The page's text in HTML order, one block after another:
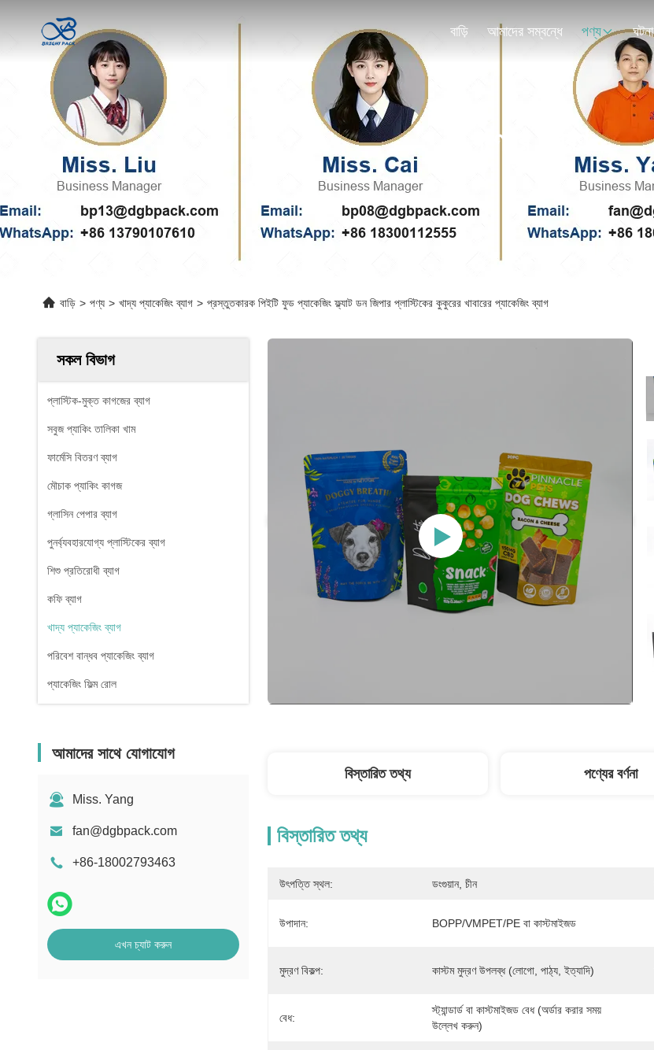
বাড়ি আমাদের সম্বন্ধে পণ্য ঘটনা
পণ্যের বিবরণ
বাড়ি > পণ্য > খাদ্য প্যাকেজিং ব্যাগ > প্রস্তুতকারক পিইটি ফুড প্যাকেজিং ফ্ল্যাট ডন জিপার প্লাস্টিকের কুকুরের খাবারের প্যাকেজিং ব্যাগ
সকল বিভাগ
প্লাস্টিক-মুক্ত কাগজের ব্যাগ
সবুজ প্যাকিং তালিকা খাম
ফার্মেসি বিতরণ ব্যাগ
মৌচাক প্যাকিং কাগজ
গ্লাসিন পেপার ব্যাগ
পুনর্ব্যবহারযোগ্য প্লাস্টিকের ব্যাগ
শিশু প্রতিরোধী ব্যাগ
কফি ব্যাগ
খাদ্য প্যাকেজিং ব্যাগ
পরিবেশ বান্ধব প্যাকেজিং ব্যাগ
প্যাকেজিং ফিল্ম রোল
আমাদের সাথে যোগাযোগ
Miss. Yang
fan@dgbpack.com
+86-18002793463
এখন চ্যাট করুন
বিস্তারিত তথ্য পণ্যের বর্ণনা
বিস্তারিত তথ্য
উৎপত্তি স্থল: ডংগুয়ান, চীন
উপাদান: BOPP/VMPET/PE বা কাস্টমাইজড
মুদ্রণ বিকল্প: কাস্টম মুদ্রণ উপলব্ধ (লোগো, পাঠ্য, ইত্যাদি)
বেধ:
স্ট্যান্ডার্ড বা কাস্টমাইজড বেধ (অর্ডার করার সময়
উল্লেখ করুন)